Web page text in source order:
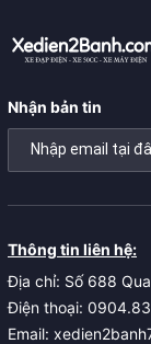
Nhận bản tin
Thông tin liên hệ:
Địa chỉ: Số 688
Điện thoại:
Email: